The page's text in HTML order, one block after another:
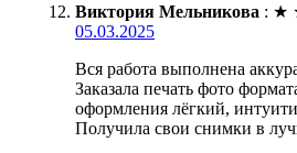
Виктория Мельникова : ★
05.03.2025
Вся работа выполнена
Заказала печать фото
оформления лёгкий,
Получила свои снимки в